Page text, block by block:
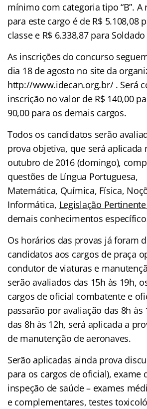
mínimo com categoria tipo “B”. A
para este cargo é de R$ 5.108,08
classe e R$ 6.338,87 para Soldado
As inscrições do concurso
dia 18 de agosto no site da
http://www.idecan.org.br/ . Será
inscrição no valor de R$ 140,00
90,00 para os demais cargos.
Todos os candidatos serão
prova objetiva, que será aplicada
outubro de 2016 (domingo),
questões de Língua Portuguesa,
Matemática, Química, Física,
Informática, Legislação
demais conhecimentos
Os horários das provas já foram
candidatos aos cargos de praça
condutor de viaturas e
serão avaliados das 15h às 19h,
cargos de oficial combatente e
passarão por avaliação das 8h às
das 8h às 12h, será aplicada a
de manutenção de aeronaves.
Serão aplicadas ainda prova
para os cargos de oficial), exame
inspeção de saúde – exames
e complementares, testes